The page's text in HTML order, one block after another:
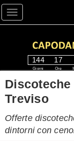
Toggle
144
Giorni
17
Ore
Discoteche
Treviso
Offerte
dintorni con